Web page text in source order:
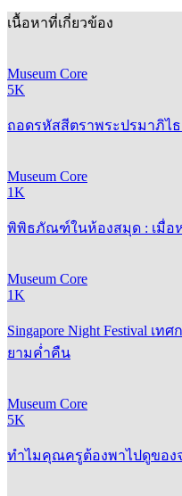
เนื้อหาที่เกี่ยวข้อง
Museum Core
5K
ถอดรหัสสีตราพระปรมาภิไธ
Museum Core
1K
พิพิธภัณฑ์ในห้องสมุด : เมื่อห
Museum Core
1K
Singapore Night Festival
ยามค่ำคืน
Museum Core
5K
ทำไมคุณครูต้องพาไปดูขอ